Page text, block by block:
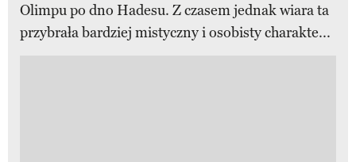
Olimpu po dno Hadesu. Z czasem jednak wiara ta
przybrała bardziej mistyczny i osobisty charakte...